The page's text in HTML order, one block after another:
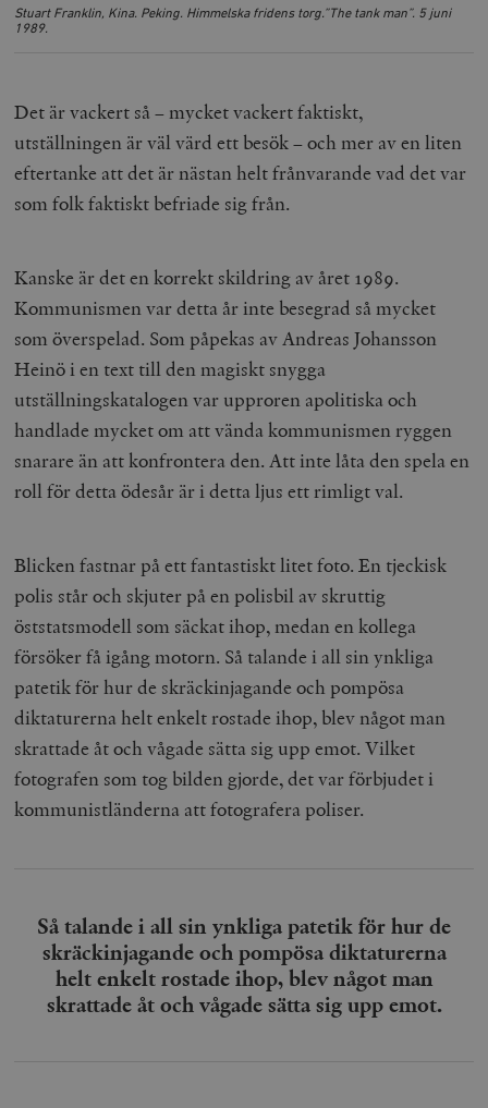
Stuart Franklin, Kina. Peking. Himmelska fridens torg.”The tank man”. 5 juni
1989.
Det är vackert så – mycket vackert faktiskt,
utställningen är väl värd ett besök – och mer av en liten
eftertanke att det är nästan helt frånvarande vad det var
som folk faktiskt befriade sig från.
Kanske är det en korrekt skildring av året 1989.
Kommunismen var detta år inte besegrad så mycket
som överspelad. Som påpekas av Andreas Johansson
Heinö i en text till den magiskt snygga
utställningskatalogen var upproren apolitiska och
handlade mycket om att vända kommunismen ryggen
snarare än att konfrontera den. Att inte låta den spela en
roll för detta ödesår är i detta ljus ett rimligt val.
Blicken fastnar på ett fantastiskt litet foto. En tjeckisk
polis står och skjuter på en polisbil av skruttig
öststatsmodell som säckat ihop, medan en kollega
försöker få igång motorn. Så talande i all sin ynkliga
patetik för hur de skräckinjagande och pompösa
diktaturerna helt enkelt rostade ihop, blev något man
skrattade åt och vågade sätta sig upp emot. Vilket
fotografen som tog bilden gjorde, det var förbjudet i
kommunistländerna att fotografera poliser.
Så talande i all sin ynkliga patetik för hur de
skräckinjagande och pompösa diktaturerna
helt enkelt rostade ihop, blev något man
skrattade åt och vågade sätta sig upp emot.